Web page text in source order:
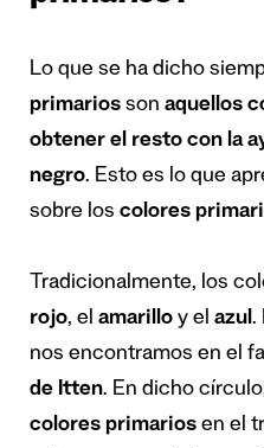
Lo que se ha dicho
primarios son aquellos
obtener el resto con la
negro. Esto es lo que
sobre los colores
Tradicionalmente, los
rojo, el amarillo y el azul.
nos encontramos en el
de Itten. En dicho
colores primarios en el